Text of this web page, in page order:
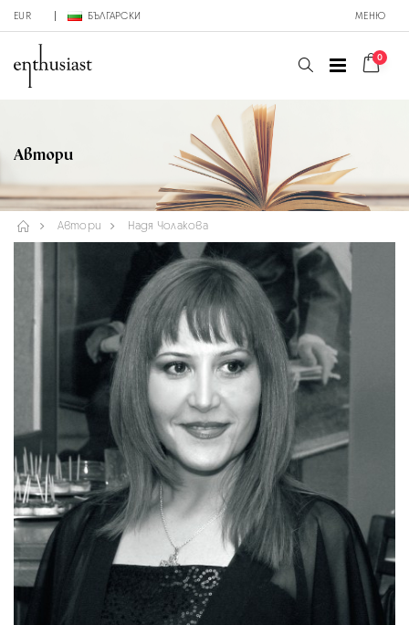
EUR БЪЛГАРСКИ МЕНЮ
0
Автори
Автори Надя Чолакова